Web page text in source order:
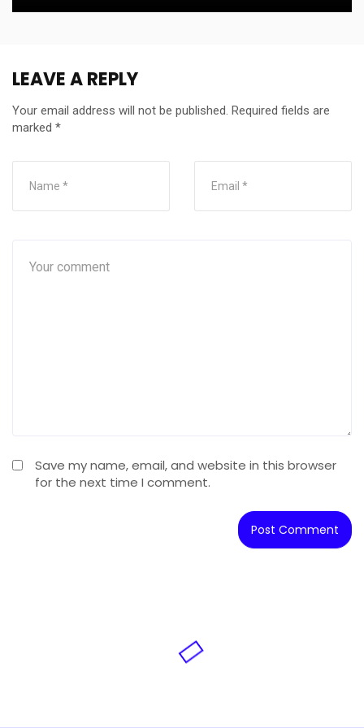
LEAVE A REPLY
Your email address will not be published. Required fields are
marked *
Save my name, email, and website in this browser
for the next time I comment.